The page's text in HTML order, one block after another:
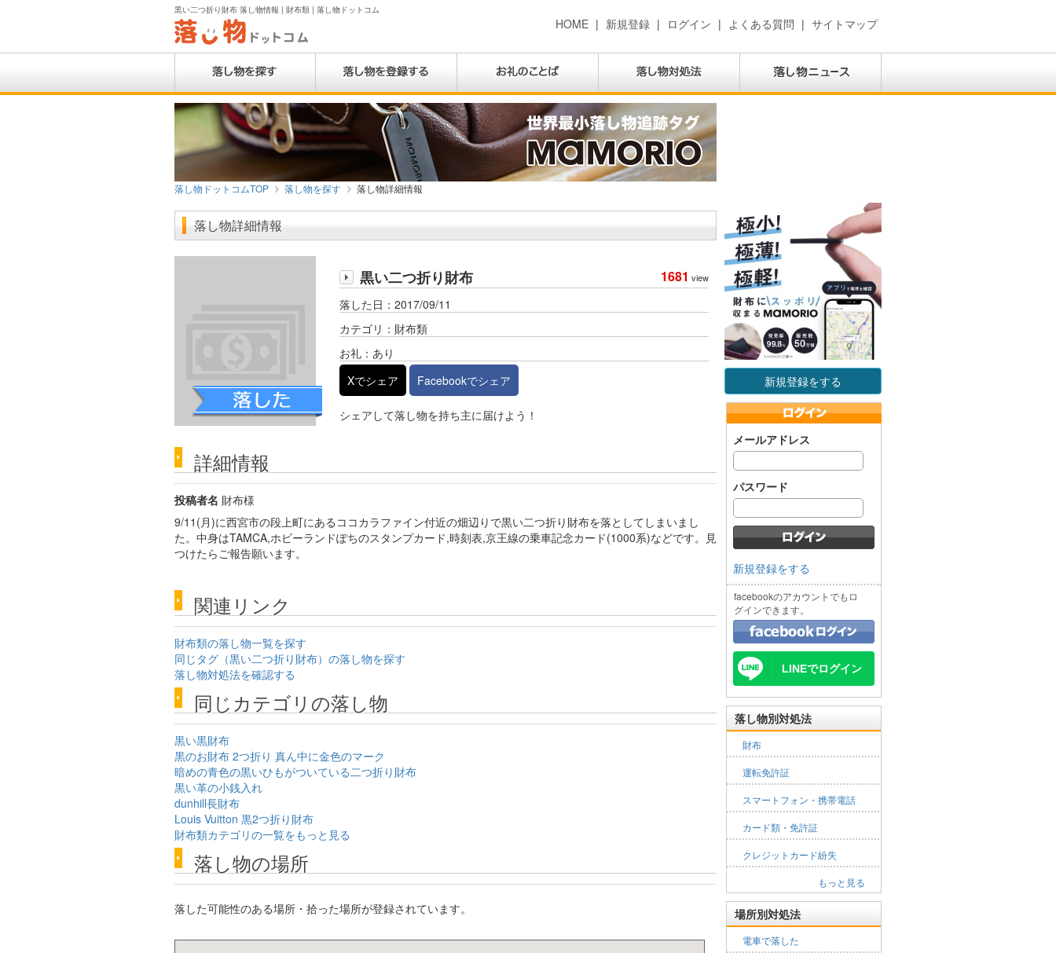
黒い二つ折り財布 落し物情報 | 財布類 | 落し物ドットコム
HOME | 新規登録 | ログイン | よくある質問 | サイトマップ
落し物ドットコムTOP 落し物を探す 落し物詳細情報
新規登録をする
メールアドレス
パスワード
新規登録をする
facebookのアカウントでもロ
グインできます。
LINEでログイン
落し物別対処法
財布
運転免許証
スマートフォン・携帯電話
カード類・免許証
クレジットカード紛失
もっと見る
場所別対処法
電車で落した
落し物詳細情報
1681 view
黒い二つ折り財布
落した日：2017/09/11
カテゴリ：財布類
お礼：あり
Xでシェア
Facebookでシェア
シェアして落し物を持ち主に届けよう！
詳細情報
投稿者名 財布様
9/11(月)に西宮市の段上町にあるココカラファイン付近の畑辺りで黒い二つ折り財布を落としてしまいまし
た。中身はTAMCA,ホビーランドぽちのスタンプカード,時刻表,京王線の乗車記念カード(1000系)などです。見
つけたらご報告願います。
関連リンク
財布類の落し物一覧を探す
同じタグ（黒い二つ折り財布）の落し物を探す
落し物対処法を確認する
同じカテゴリの落し物
黒い黒財布
黒のお財布 2つ折り 真ん中に金色のマーク
暗めの青色の黒いひもがついている二つ折り財布
黒い革の小銭入れ
dunhill長財布
Louis Vuitton 黒2つ折り財布
財布類カテゴリの一覧をもっと見る
落し物の場所
落した可能性のある場所・拾った場所が登録されています。